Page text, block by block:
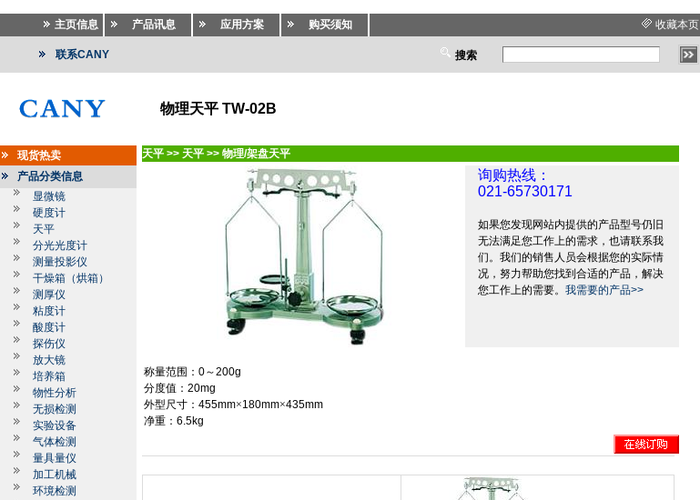
主页信息 产品讯息 应用方案 购买须知 收藏本页
联系CANY 搜索
物理天平 TW-02B
现货热卖
产品分类信息
显微镜
硬度计
天平
分光光度计
测量投影仪
干燥箱（烘箱）
测厚仪
粘度计
酸度计
探伤仪
放大镜
培养箱
物性分析
无损检测
实验设备
气体检测
量具量仪
加工机械
环境检测
天平 >> 天平 >> 物理/架盘天平
询购热线：
021-65730171
如果您发现网站内提供的产品型号仍旧
无法满足您工作上的需求，也请联系我
们。我们的销售人员会根据您的实际情
况，努力帮助您找到合适的产品，解决
您工作上的需要。 我需要的产品>>
称量范围： 0～200g
分度值： 20mg
外型尺寸： 455mm×180mm×435mm
净重： 6.5kg